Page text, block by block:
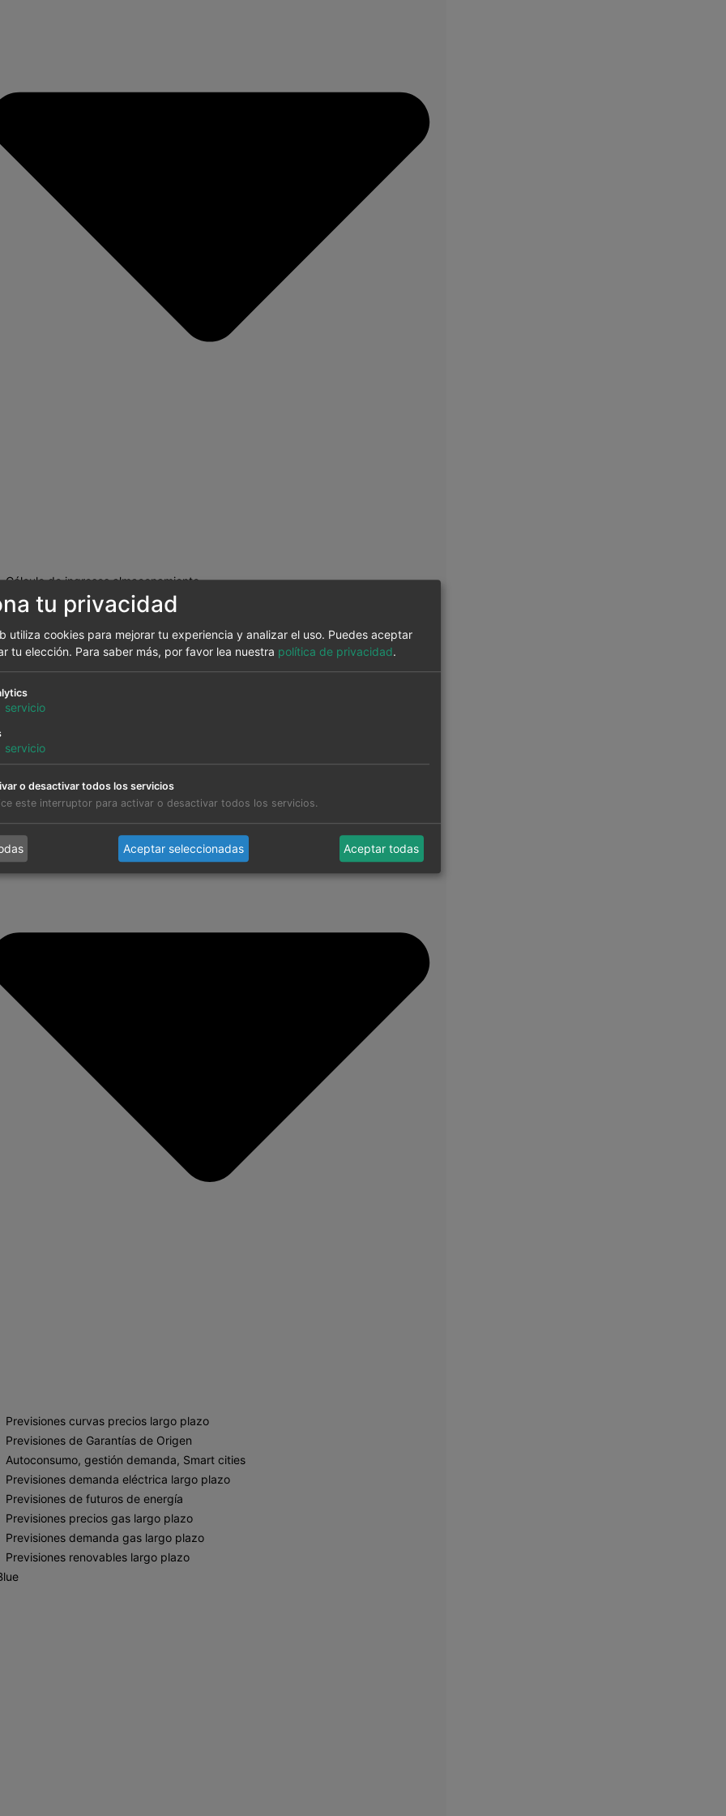
Cálculo de ingresos almacenamiento
Optimización y gestión almacenamiento
Optimización y gestión sistemas híbridos
Previsiones curvas precios largo plazo
Previsiones de Garantías de Origen
Autoconsumo, gestión demanda, Smart cities
Previsiones demanda eléctrica largo plazo
Previsiones de futuros de energía
Previsiones precios gas largo plazo
Previsiones demanda gas largo plazo
Previsiones renovables largo plazo
tu privacidad
utiliza cookies para mejorar tu experiencia y analizar el uso. Puedes aceptar
tu elección. Para saber más, por favor lea nuestra política de privacidad.
servicio
servicio
o desactivar todos los servicios
este interruptor para activar o desactivar todos los servicios.
Aceptar seleccionadas Aceptar todas